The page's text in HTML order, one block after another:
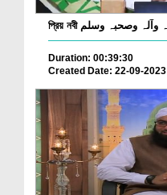
Duration: 00:39:30
Created Date: 22-09-2023